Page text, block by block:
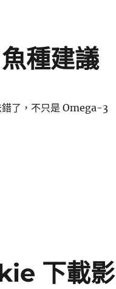
種建議
了，不只是 Omega-3
下載影